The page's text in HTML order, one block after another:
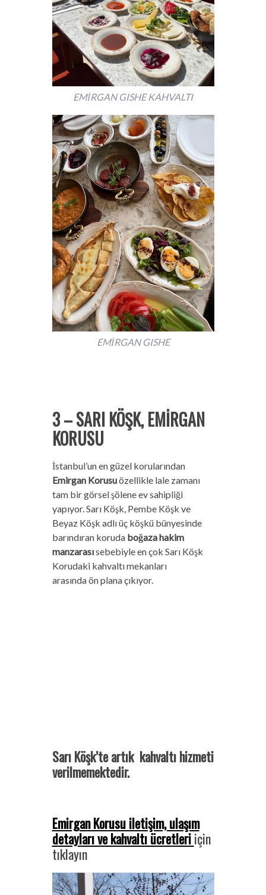
EMİRGAN GISHE KAHVALTI
EMİRGAN GISHE
3 – SARI KÖŞK, EMİRGAN
KORUSU
İstanbul’un en güzel korularından
Emirgan Korusuözellikle lale zamanı
tam bir görsel şölene ev sahipliği
yapıyor. Sarı Köşk, Pembe Köşk ve
Beyaz Köşk adlı üç köşkü bünyesinde
barındıran korudaboğaza hakim
manzarasısebebiyle en çok Sarı Köşk
Korudaki kahvaltı mekanları
arasında ön plana çıkıyor.
Sarı Köşk’te artık kahvaltı hizmeti
verilmemektedir.
Emirgan Korusu iletişim, ulaşım
detayları ve kahvaltı ücretleriiçin
tıklayın